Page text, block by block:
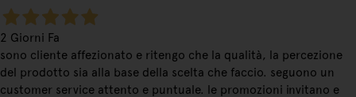
2 Giorni Fa
sono cliente affezionato e ritengo che la qualità, la percezione
del prodotto sia alla base della scelta che faccio. seguono un
customer service attento e puntuale. le promozioni invitano e